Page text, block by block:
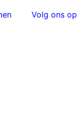
Volg ons